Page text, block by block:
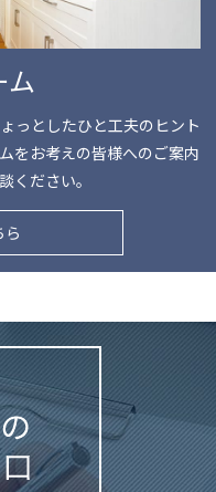
ム
っとしたひと工夫のヒント
をお考えの皆様へのご案内
ください。